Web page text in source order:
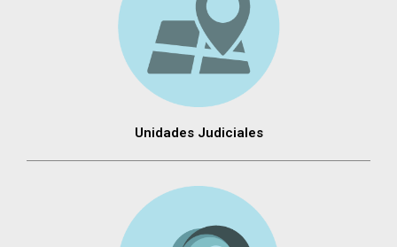
Unidades Judiciales